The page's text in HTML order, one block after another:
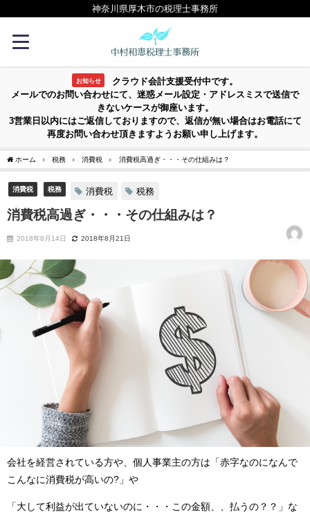
神奈川県厚木市の税理士事務所
お知らせ
クラウド会計支援受付中です。
メールでのお問い合わせにて、迷惑メール設定・アドレスミスで送信で
きないケースが御座います。
3営業日以内にはご返信しておりますので、返信が無い場合はお電話にて
再度お問い合わせ頂きますようお願い申し上げます。
ホーム 税務 消費税 消費税高過ぎ・・・その仕組みは？
消費税 税務 消費税 税務
消費税高過ぎ・・・その仕組みは？
2018年8月14日 2018年8月21日
会社を経営されている方や、個人事業主の方は「赤字なのになんで
こんなに消費税が高いの?」や
「大して利益が出ていないのに・・・この金額、、払うの？？」な